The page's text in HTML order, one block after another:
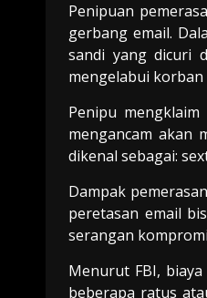
Penipuan
gerbang email.
sandi yang dicuri
mengelabui
Penipu
mengancam akan
dikenal sebagai:
Dampak
peretasan email
serangan
Menurut FBI,
beberapa ratus